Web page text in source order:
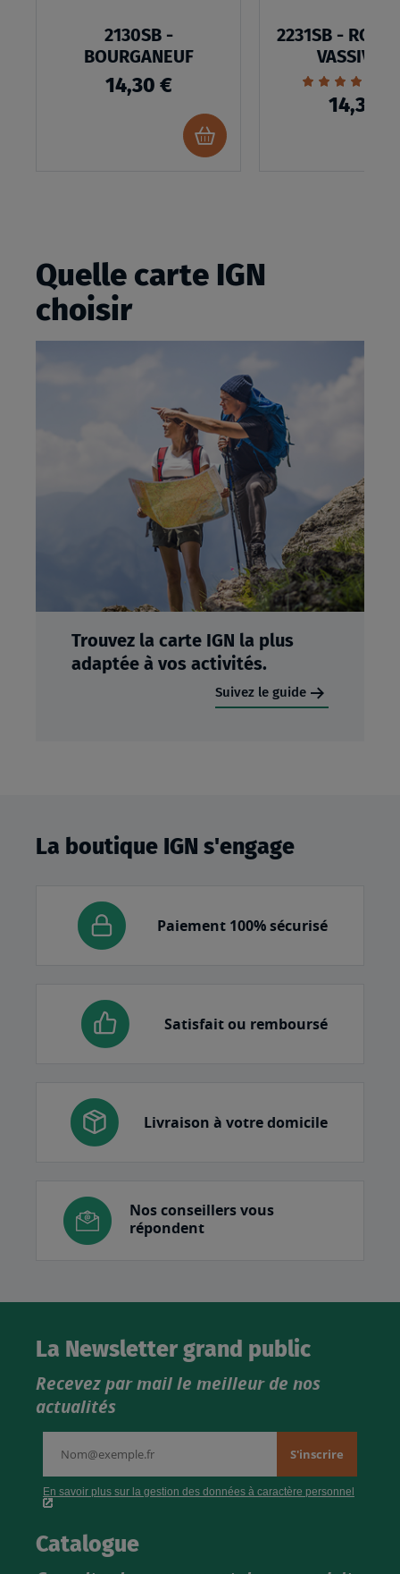
2130SB -
BOURGANEUF
14,30 €
Ajouter
au
2231SB -
Évaluation:
14,30 €
Quelle carte IGN
choisir
Trouvez la carte IGN la plus
adaptée à vos activités.
Suivez le guide
La boutique IGN s'engage
Paiement 100% sécurisé
Satisfait ou remboursé
Livraison à votre domicile
Nos conseillers vous
répondent
La Newsletter grand public
Recevez par mail le meilleur de nos
actualités
Catalogue